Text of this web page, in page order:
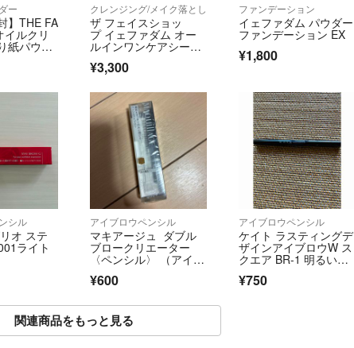
ー
】THE FA
イルクリ
紙パウダ
クレンジング/メイク落とし
ザ フェイスショッ
プ イェファダム オー
ルインワンケアシー
ト 50枚入 2パック
¥3,300
ファンデーション
イェファダム パウダー
ファンデーション EX
¥1,800
シル
オ ステ
ライト
アイブロウペンシル
マキアージュ ダブル
ブロークリエーター
〈ペンシル〉 （アイブ
R711
¥600
アイブロウペンシル
ケイト ラスティングデ
ザインアイブロウW ス
クエア BR-1 明るい茶
¥750
関連商品をもっと見る